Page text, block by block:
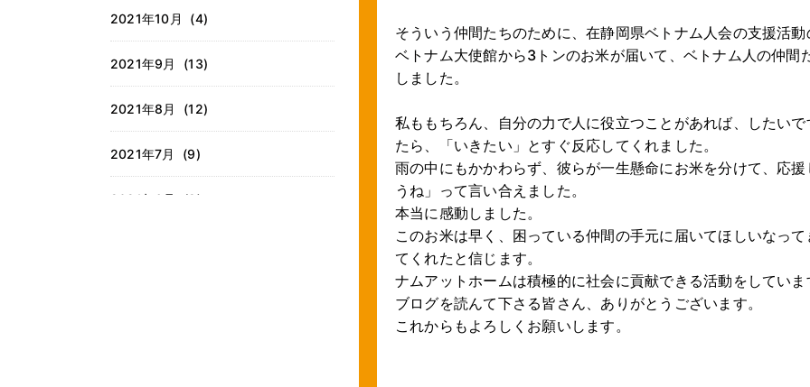
2021年10月 (4)
2021年9月 (13)
2021年8月 (12)
2021年7月 (9)
2021年6月 (9)
そういう仲間たちのために、在静岡県ベトナム人会の支援活
ベトナム大使館から3トンのお米が届いて、ベトナム人の仲間
しました。
私ももちろん、自分の力で人に役立つことがあれば、したい
たら、「いきたい」とすぐ反応してくれました。
雨の中にもかかわらず、彼らが一生懸命にお米を分けて、応
うね」って言い合えました。
本当に感動しました。
このお米は早く、困っている仲間の手元に届いてほしいなっ
てくれたと信じます。
ナムアットホームは積極的に社会に貢献できる活動をしていま
ブログを読んて下さる皆さん、ありがとうございます。
これからもよろしくお願いします。